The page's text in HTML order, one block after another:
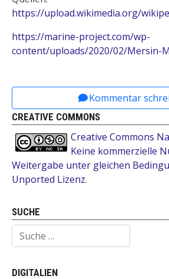
https://upload.wikimedia.org/
https://marine-project.com/wp-
content/uploads/2020/02/Mersin-
Kommentar
CREATIVE COMMONS
Creative Commons
Keine kommerzielle
Weitergabe unter gleichen
Unported Lizenz.
SUCHE
Suchen
DIGITALIEN